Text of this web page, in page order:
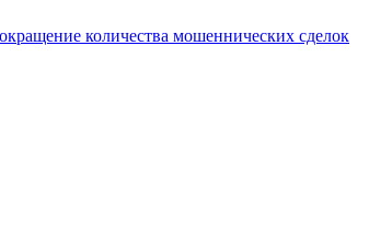
количества мошеннических сделок